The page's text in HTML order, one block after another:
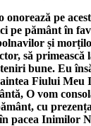
onorează pe
pe pământ în
și
să
bune. Eu
Fiului Meu
O vom
cu
pacea Inimilor